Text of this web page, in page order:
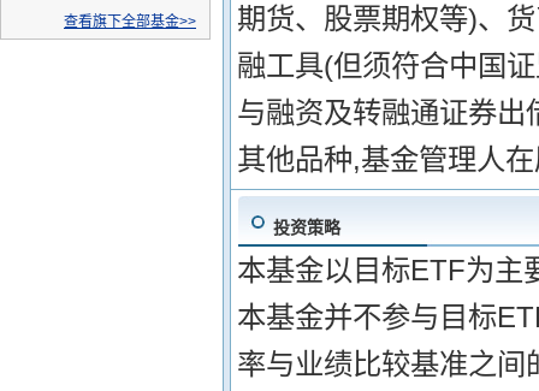
查看旗下全部基金>>
期货、股票期权等)、
融工具(但须符合中国
与融资及转融通证券
其他品种,基金管理人
投资策略
本基金以目标ETF为主
本基金并不参与目标
率与业绩比较基准之